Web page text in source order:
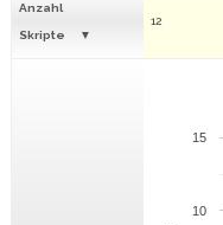
Anzahl
Skripte
12
10
15